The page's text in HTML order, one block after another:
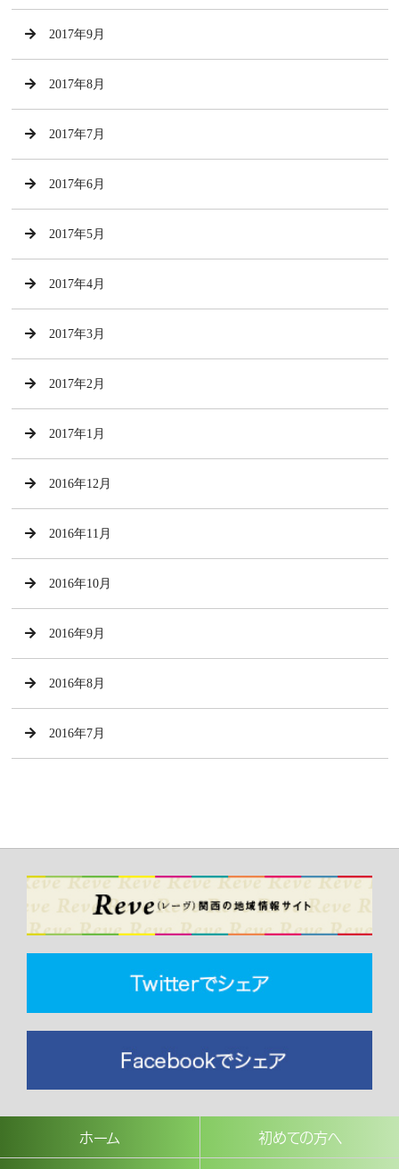
2017年9月
2017年8月
2017年7月
2017年6月
2017年5月
2017年4月
2017年3月
2017年2月
2017年1月
2016年12月
2016年11月
2016年10月
2016年9月
2016年8月
2016年7月
ホーム
初めての方へ